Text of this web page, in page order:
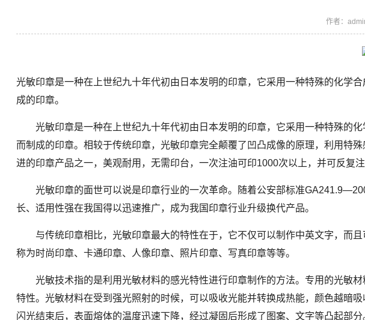
作者：
光敏印章是一种在上世纪九十年代初由日本发明的印章，它采用一种特殊的化学
成的印章。
光敏印章是一种在上世纪九十年代初由日本发明的印章，它采用一种特殊的化
而制成的印章。相较于传统印章，光敏印章完全颠覆了凹凸成像的原理，利用特
进的印章产品之一，美观耐用，无需印台，一次注油可印1000次以上，并可反复注
光敏印章的面世可以说是印章行业的一次革命。随着公安部标准
长、适用性强在我国得以迅速推广，成为我国印章行业升级换代产品。
与传统印章相比，光敏印章最大的特性在于，它不仅可以制作中英文字，而且
称为时尚印章、卡通印章、人像印章、照片印章、写真印章等等。
光敏技术指的是利用光敏材料的感光特性进行印章制作的方法。专用的光敏材
特性。光敏材料在受到强光照射的时候，可以吸收光能并转换成热能，颜色越暗
闪光结束后，表面熔体的温度迅速下降，经过凝固后形成了图案、文字等凸起部